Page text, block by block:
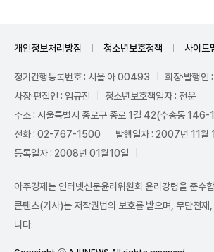
개인정보처리방침 청소년보호정책 사이트
정기간행등록번호 : 서울 아 00493
회장·발행인
사장·편집인 : 임규진
청소년보호책임자 : 전운
주소 : 서울특별시 종로구 종로 1길 42(수송동 146-
전화 : 02-767-1500
발행일자 : 2007년 11월
등록일자 : 2008년 01월10일
아주경제는 인터넷신문윤리위원회 윤리강령을 준수
콘텐츠(기사)는 저작권법의 보호를 받으며, 무단전재
니다.